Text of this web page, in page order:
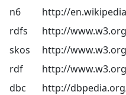
n6
http://
rdfs
http://
skos
http://
rdf
http://
dbc
http://